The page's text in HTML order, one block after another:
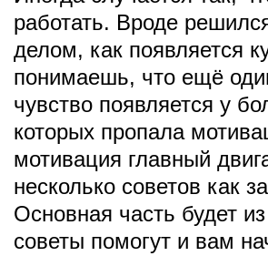
работать. Вроде
делом, как появляется
понимаешь, что ещё
чувство появляется у
которых пропала
мотивация главный
несколько советов как
Основная часть будет
советы помогут и вам